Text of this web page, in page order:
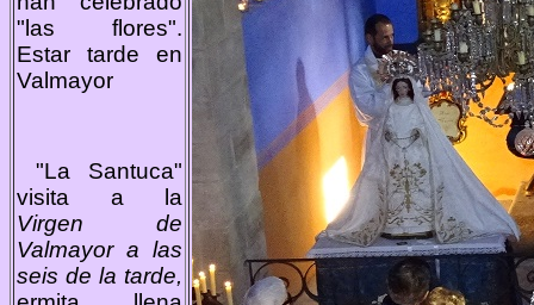
"las flores".
Estar tarde en
Valmayor
"La Santuca"
visita a la
Virgen de
Valmayor a las
seis de la tarde,